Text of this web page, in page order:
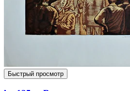
Быстрый просмотр